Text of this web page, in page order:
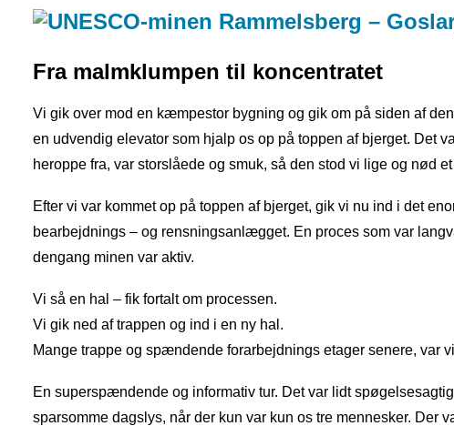
Fra malmklumpen til koncentratet
Vi gik over mod en kæmpestor bygning og gik om på siden af
en udvendig elevator som hjalp os op på toppen af bjerget. Det
heroppe fra, var storslåede og smuk, så den stod vi lige og nød
Efter vi var kommet op på toppen af bjerget, gik vi nu ind i det
bearbejdnings – og rensningsanlægget. En proces som var
dengang minen var aktiv.
Vi så en hal – fik fortalt om processen.
Vi gik ned af trappen og ind i en ny hal.
Mange trappe og spændende forarbejdnings etager senere, var
En superspændende og informativ tur. Det var lidt
sparsomme dagslys, når der kun var kun os tre mennesker. Der